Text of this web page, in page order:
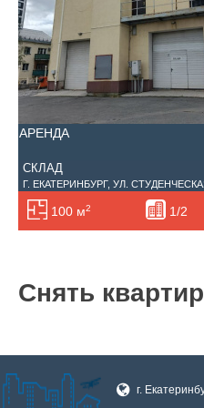
АРЕНДА
СКЛАД
Г. ЕКАТЕРИНБУРГ, УЛ.
100 м2 1/2
Снять
г.